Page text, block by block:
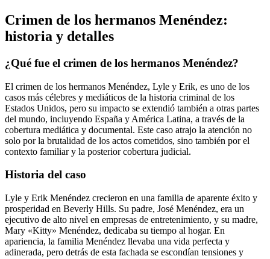
Crimen de los hermanos Menéndez:
historia y detalles
¿Qué fue el crimen de los hermanos Menéndez?
El crimen de los hermanos Menéndez, Lyle y Erik, es uno de los
casos más célebres y mediáticos de la historia criminal de los
Estados Unidos, pero su impacto se extendió también a otras partes
del mundo, incluyendo España y América Latina, a través de la
cobertura mediática y documental. Este caso atrajo la atención no
solo por la brutalidad de los actos cometidos, sino también por el
contexto familiar y la posterior cobertura judicial.
Historia del caso
Lyle y Erik Menéndez crecieron en una familia de aparente éxito y
prosperidad en Beverly Hills. Su padre, José Menéndez, era un
ejecutivo de alto nivel en empresas de entretenimiento, y su madre,
Mary «Kitty» Menéndez, dedicaba su tiempo al hogar. En
apariencia, la familia Menéndez llevaba una vida perfecta y
adinerada, pero detrás de esta fachada se escondían tensiones y